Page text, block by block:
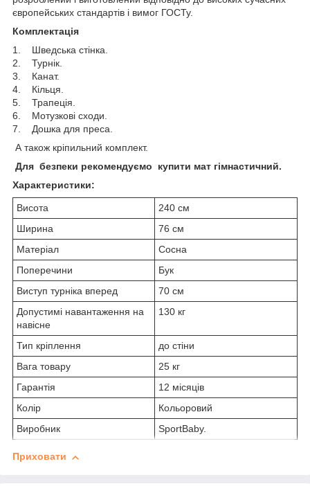
європейських стандартів і вимог ГОСТу.
Комплектація
1. Шведська стінка.
2. Турнік.
3. Канат.
4. Кільця.
5. Трапеція.
6. Мотузкові сходи.
7. Дошка для преса.
А також кріпильний комплект.
Для безпеки рекомендуємо купити мат гімнастичний.
Характеристики:
Висота
240 см
Ширина
76 см
Матеріал
Сосна
Поперечини
Бук
Виступ турніка вперед
70 см
Допустимі навантаження на
навісне
130 кг
Тип кріплення
до стіни
Вага товару
25 кг
Гарантія
12 місяців
Колір
Кольоровий
Виробник
SportBaby.
Приховати